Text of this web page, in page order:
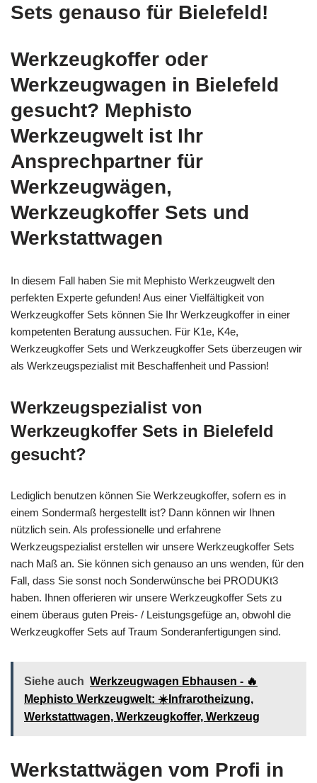
Sets genauso für Bielefeld!
Werkzeugkoffer oder
Werkzeugwagen in Bielefeld
gesucht? Mephisto
Werkzeugwelt ist Ihr
Ansprechpartner für
Werkzeugwägen,
Werkzeugkoffer Sets und
Werkstattwagen
In diesem Fall haben Sie mit Mephisto Werkzeugwelt den
perfekten Experte gefunden! Aus einer Vielfältigkeit von
Werkzeugkoffer Sets können Sie Ihr Werkzeugkoffer in einer
kompetenten Beratung aussuchen. Für K1e, K4e,
Werkzeugkoffer Sets und Werkzeugkoffer Sets überzeugen wir
als Werkzeugspezialist mit Beschaffenheit und Passion!
Werkzeugspezialist von
Werkzeugkoffer Sets in Bielefeld
gesucht?
Lediglich benutzen können Sie Werkzeugkoffer, sofern es in
einem Sondermaß hergestellt ist? Dann können wir Ihnen
nützlich sein. Als professionelle und erfahrene
Werkzeugspezialist erstellen wir unsere Werkzeugkoffer Sets
nach Maß an. Sie können sich genauso an uns wenden, für den
Fall, dass Sie sonst noch Sonderwünsche bei PRODUKt3
haben. Ihnen offerieren wir unsere Werkzeugkoffer Sets zu
einem überaus guten Preis- / Leistungsgefüge an, obwohl die
Werkzeugkoffer Sets auf Traum Sonderanfertigungen sind.
Siehe auch Werkzeugwagen Ebhausen - 🔥
Mephisto Werkzeugwelt: ☀️Infrarotheizung,
Werkstattwagen, Werkzeugkoffer, Werkzeug
Werkstattwägen vom Profi in